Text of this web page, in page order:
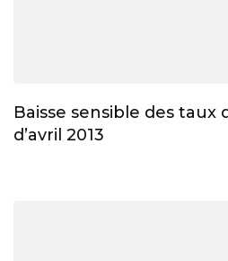
Baisse sensible des taux
d’avril 2013